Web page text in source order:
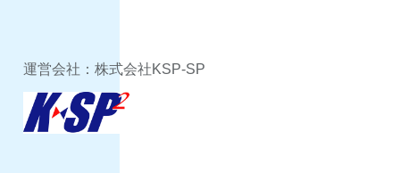
運営会社：株式会社KSP-SP